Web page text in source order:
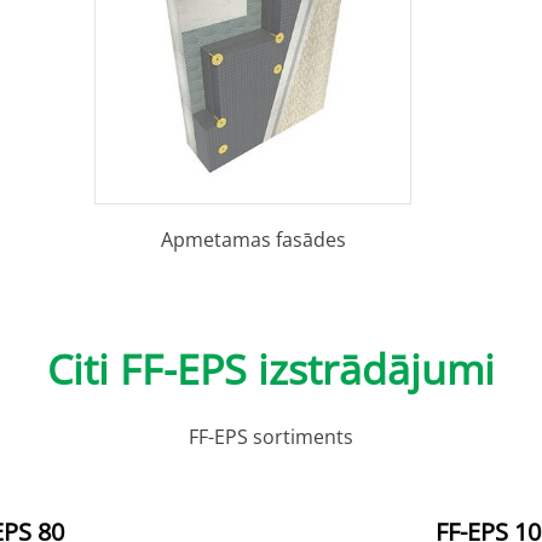
Apmetamas fasādes
Citi FF-EPS izstrādājumi
FF-EPS sortiments
80 FF-EPS